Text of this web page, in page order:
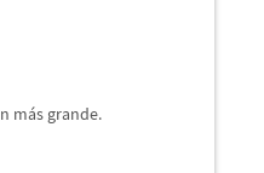
n más grande.